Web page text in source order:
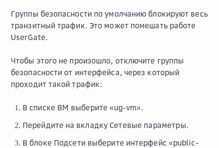
Группы безопасности по умолчанию блокируют весь
транзитный трафик. Это может помешать работе
UserGate.
Чтобы этого не произошло, отключите группы
безопасности от интерфейса, через который
проходит такой трафик:
В списке ВМ выберите «ug-vm».
Перейдите на вкладкуСетевые параметры.
В блоке Подсетивыберите интерфейс «public-